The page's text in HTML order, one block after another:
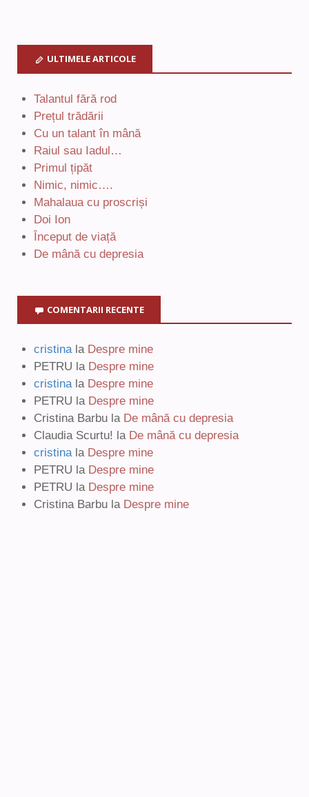
ULTIMELE ARTICOLE
Talantul fără rod
Prețul trădării
Cu un talant în mână
Raiul sau Iadul…
Primul țipăt
Nimic, nimic….
Mahalaua cu proscriși
Doi Ion
Început de viață
De mână cu depresia
COMENTARII RECENTE
cristinala Despre mine
PETRU la Despre mine
cristinala Despre mine
PETRU la Despre mine
Cristina Barbu la De mână cu depresia
Claudia Scurtu! la De mână cu depresia
cristinala Despre mine
PETRU la Despre mine
PETRU la Despre mine
Cristina Barbu la Despre mine